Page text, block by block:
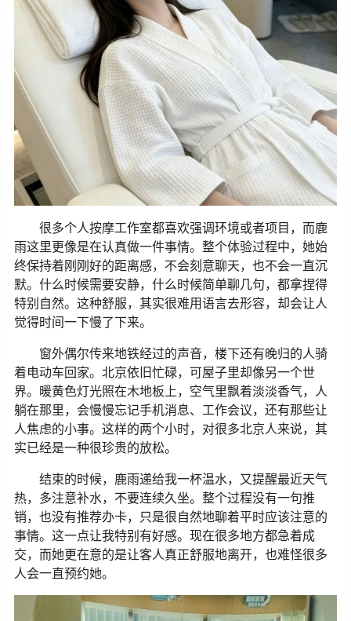
很多个人按摩工作室都喜欢强调环境或者项目，而鹿
雨这里更像是在认真做一件事情。整个体验过程中，她始
终保持着刚刚好的距离感，不会刻意聊天，也不会一直沉
默。什么时候需要安静，什么时候简单聊几句，都拿捏得
特别自然。这种舒服，其实很难用语言去形容，却会让人
觉得时间一下慢了下来。
窗外偶尔传来地铁经过的声音，楼下还有晚归的人骑
着电动车回家。北京依旧忙碌，可屋子里却像另一个世
界。暖黄色灯光照在木地板上，空气里飘着淡淡香气，人
躺在那里，会慢慢忘记手机消息、工作会议，还有那些让
人焦虑的小事。这样的两个小时，对很多北京人来说，其
实已经是一种很珍贵的放松。
结束的时候，鹿雨递给我一杯温水，又提醒最近天气
热，多注意补水，不要连续久坐。整个过程没有一句推
销，也没有推荐办卡，只是很自然地聊着平时应该注意的
事情。这一点让我特别有好感。现在很多地方都急着成
交，而她更在意的是让客人真正舒服地离开，也难怪很多
人会一直预约她。